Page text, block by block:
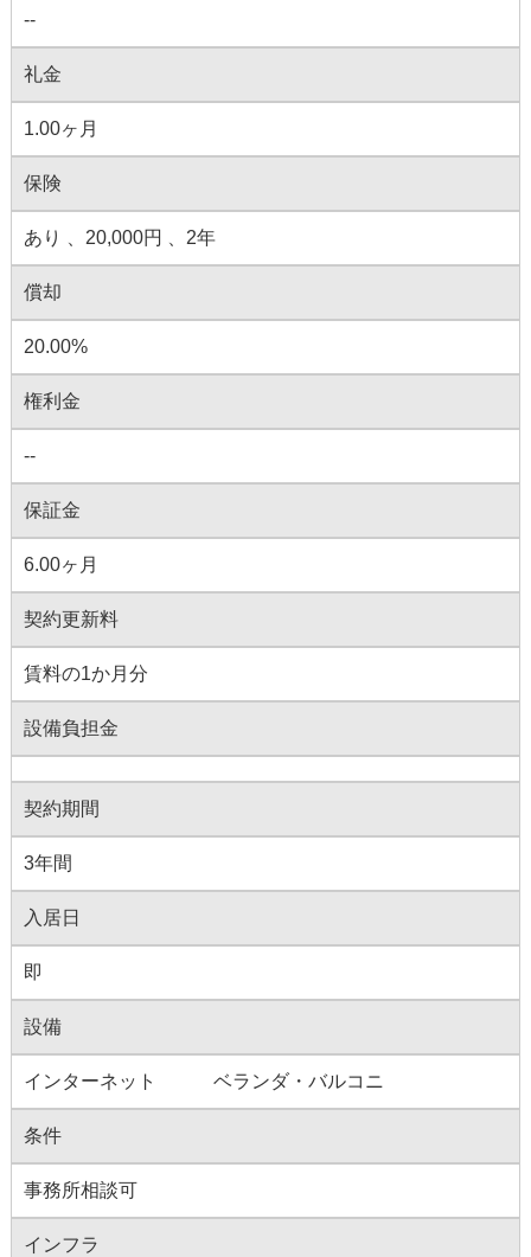
--
礼金
1.00ヶ月
保険
あり 、20,000円 、2年
償却
20.00%
権利金
--
保証金
6.00ヶ月
契約更新料
賃料の1か月分
設備負担金
契約期間
3年間
入居日
即
設備
インターネット ベランダ・バルコニ
条件
事務所相談可
インフラ